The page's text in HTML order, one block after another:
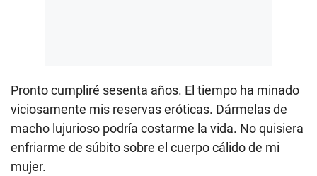
Pronto cumpliré sesenta años. El tiempo ha minado
viciosamente mis reservas eróticas. Dármelas de
macho lujurioso podría costarme la vida. No quisiera
enfriarme de súbito sobre el cuerpo cálido de mi
mujer.